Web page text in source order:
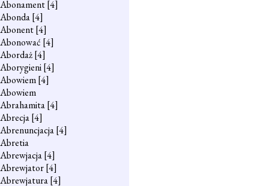
Abonament[4]
Abonda[4]
Abonent[4]
Abonować [4]
Abordaż[4]
Aborygieni[4]
Abowiem[4]
Abowiem
Abrahamita[4]
Abrecja[4]
Abrenuncjacja[4]
Abretia
Abrewjacja[4]
Abrewjator[4]
Abrewjatura[4]